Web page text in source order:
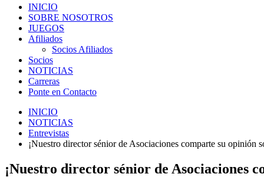
INICIO
SOBRE NOSOTROS
JUEGOS
Afiliados
Socios Afiliados
Socios
NOTICIAS
Carreras
Ponte en Contacto
INICIO
NOTICIAS
Entrevistas
¡Nuestro director sénior de Asociaciones comparte su
¡Nuestro director sénior de Asociaciones